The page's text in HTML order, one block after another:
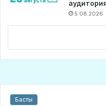
5.08.2026